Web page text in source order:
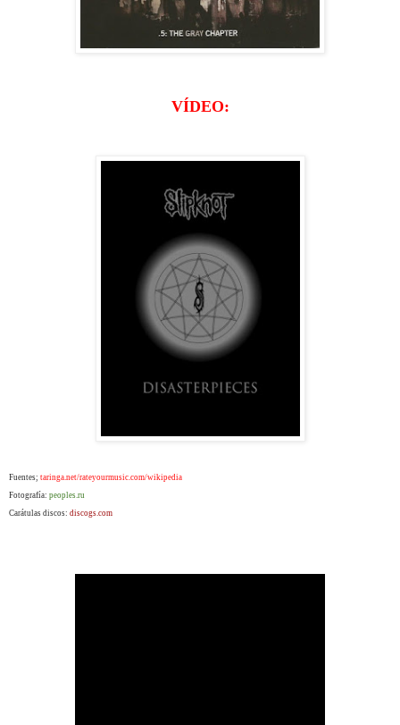
VÍDEO:
Fuentes; taringa.net/rateyourmusic.com/wikipedia
Fotografía: peoples.ru
Carátulas discos: discogs.com